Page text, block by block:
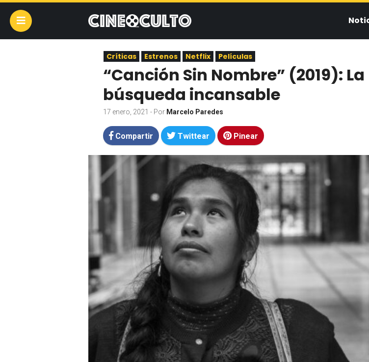
Críticas Estrenos Netflix Películas
“Canción Sin Nombre” (2019): La
búsqueda incansable
17 enero, 2021 - Por Marcelo Paredes
Compartir Twittear Pinear